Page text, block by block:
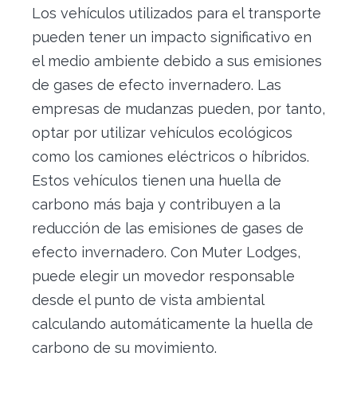
Los vehículos utilizados para el transporte
pueden tener un impacto significativo en
el medio ambiente debido a sus emisiones
de gases de efecto invernadero. Las
empresas de mudanzas pueden, por tanto,
optar por utilizar vehículos ecológicos
como los camiones eléctricos o híbridos.
Estos vehículos tienen una huella de
carbono más baja y contribuyen a la
reducción de las emisiones de gases de
efecto invernadero. Con Muter Lodges,
puede elegir un movedor responsable
desde el punto de vista ambiental
calculando automáticamente la huella de
carbono de su movimiento.